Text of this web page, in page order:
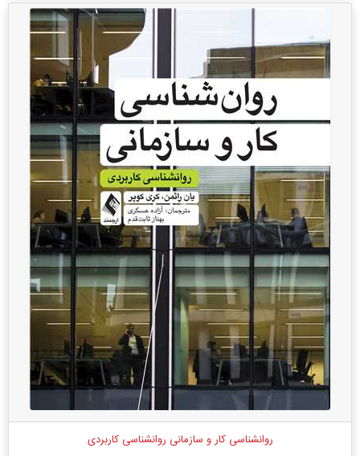
روانشناسی کار و سازمانی روانشناسی کاربردی